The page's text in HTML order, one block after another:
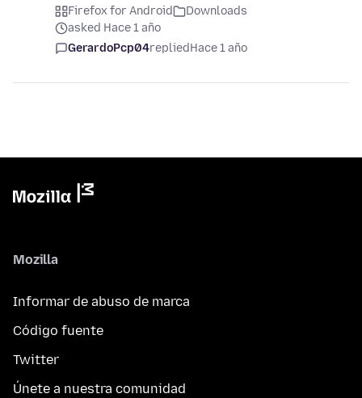
Firefox for Android
Downloads
asked Hace 1 año
GerardoPcp04repliedHace 1 año
Mozilla
Informar de abuso de marca
Código fuente
Twitter
Únete a nuestra comunidad